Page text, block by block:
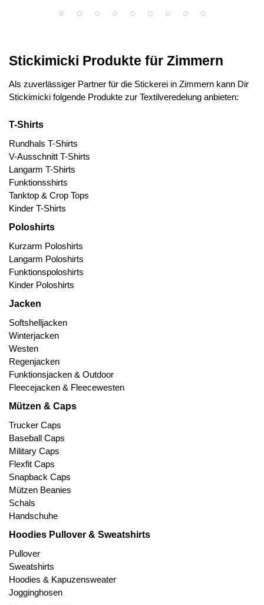
Stickimicki Produkte für Zimmern
Als zuverlässiger Partner für die Stickerei in Zimmern kann Dir
Stickimicki folgende Produkte zur Textilveredelung anbieten:
T-Shirts
Rundhals T-Shirts
V-Ausschnitt T-Shirts
Langarm T-Shirts
Funktionsshirts
Tanktop & Crop Tops
Kinder T-Shirts
Poloshirts
Kurzarm Poloshirts
Langarm Poloshirts
Funktionspoloshirts
Kinder Poloshirts
Jacken
Softshelljacken
Winterjacken
Westen
Regenjacken
Funktionsjacken & Outdoor
Fleecejacken & Fleecewesten
Mützen & Caps
Trucker Caps
Baseball Caps
Military Caps
Flexfit Caps
Snapback Caps
Mützen Beanies
Schals
Handschuhe
Hoodies Pullover & Sweatshirts
Pullover
Sweatshirts
Hoodies & Kapuzensweater
Jogginghosen